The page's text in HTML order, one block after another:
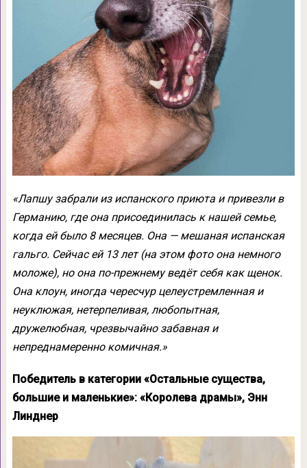
«Лапшу забрали из испанского приюта и привезли в
Германию, где она присоединилась к нашей семье,
когда ей было 8 месяцев. Она — мешаная испанская
гальго. Сейчас ей 13 лет (на этом фото она немного
моложе), но она по-прежнему ведёт себя как щенок.
Она клоун, иногда чересчур целеустремленная и
неуклюжая, нетерпеливая, любопытная,
дружелюбная, чрезвычайно забавная и
непреднамеренно комичная.»
Победитель в категории «Остальные существа,
большие и маленькие»: «Королева драмы», Энн
Линднер